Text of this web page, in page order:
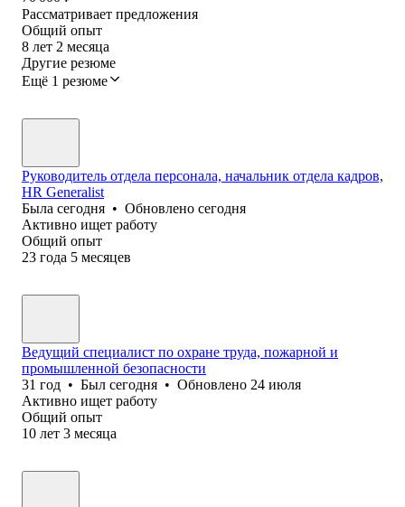
Рассматривает предложения
Общий опыт
8 лет 2 месяца
Другие резюме
Ещё 1 резюме
Руководитель отдела персонала, начальник отдела кадров,
HR Generalist
Была сегодня • Обновлено сегодня
Активно ищет работу
Общий опыт
23 года 5 месяцев
Ведущий специалист по охране труда, пожарной и
промышленной безопасности
31 год • Был сегодня • Обновлено 24 июля
Активно ищет работу
Общий опыт
10 лет 3 месяца